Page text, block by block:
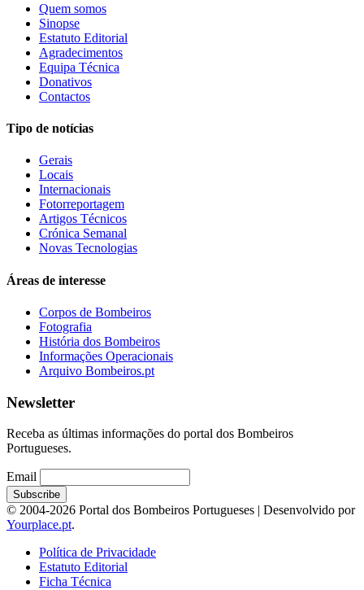
Quem somos
Sinopse
Estatuto Editorial
Agradecimentos
Equipa Técnica
Donativos
Contactos
Tipo de notícias
Gerais
Locais
Internacionais
Fotorreportagem
Artigos Técnicos
Crónica Semanal
Novas Tecnologias
Áreas de interesse
Corpos de Bombeiros
Fotografia
História dos Bombeiros
Informações Operacionais
Arquivo Bombeiros.pt
Newsletter
Receba as últimas informações do portal dos Bombeiros
Portugueses.
Email
© 2004-2026 Portal dos Bombeiros Portugueses | Desenvolvido por
Yourplace.pt.
Política de Privacidade
Estatuto Editorial
Ficha Técnica